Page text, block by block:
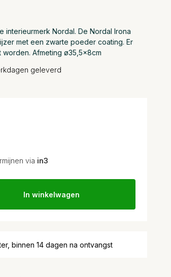
interieurmerk Nordal. De Nordal Irona
met een zwarte poeder coating. Er
Afmeting ø35,5x8cm
geleverd
via in3
In winkelwagen
binnen 14 dagen na ontvangst